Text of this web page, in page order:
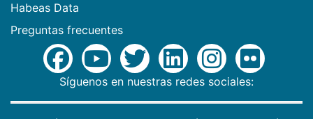
Habeas Data
Preguntas frecuentes
Síguenos en nuestras redes sociales: